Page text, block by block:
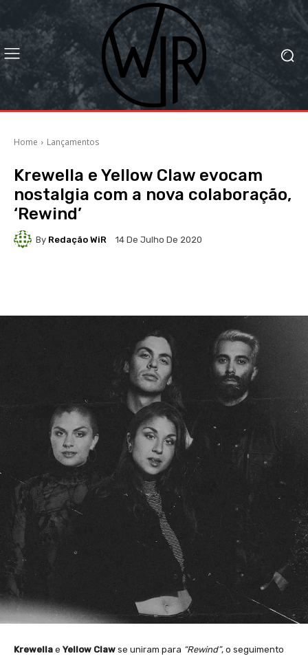
Home Lançamentos
Krewella e Yellow Claw evocam
nostalgia com a nova colaboração,
‘Rewind’
By Redação WiR 14 De Julho De 2020
Krewella e Yellow Claw se uniram para “Rewind”, o seguimento